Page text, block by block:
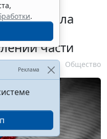
правила
при
части
Общество
.
Реклама